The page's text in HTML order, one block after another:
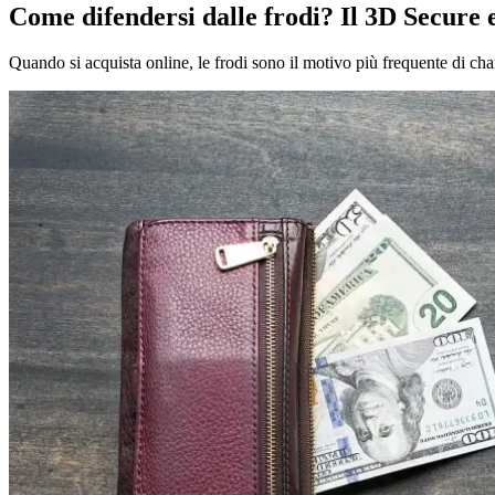
Come difendersi dalle frodi? Il 3D Secure
Quando si acquista online, le frodi sono il motivo più frequente di